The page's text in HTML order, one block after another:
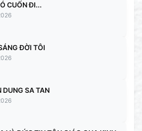
CUỐN ĐI...
ĐỜI TÔI
DUNG SA TAN